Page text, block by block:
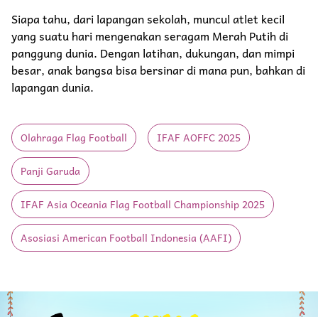
Siapa tahu, dari lapangan sekolah, muncul atlet kecil
yang suatu hari mengenakan seragam Merah Putih di
panggung dunia. Dengan latihan, dukungan, dan mimpi
besar, anak bangsa bisa bersinar di mana pun, bahkan di
lapangan dunia.
Olahraga Flag Football IFAF AOFFC 2025
Panji Garuda
IFAF Asia Oceania Flag Football Championship 2025
Asosiasi American Football Indonesia (AAFI)